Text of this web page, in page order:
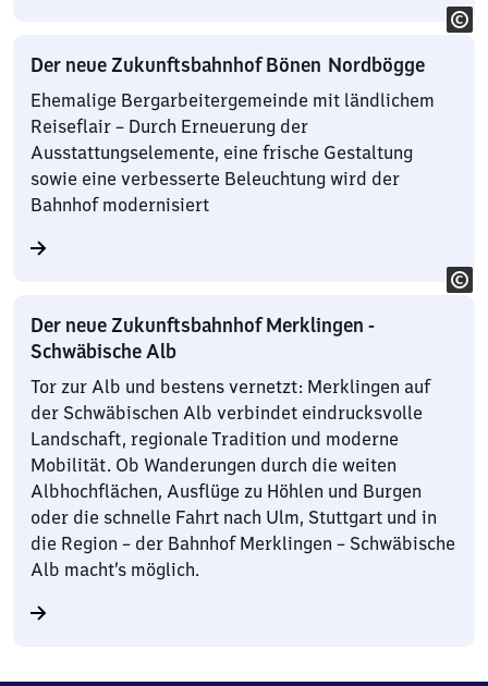
Der neue Zukunftsbahnhof Bönen Nordbögge
Ehemalige Bergarbeitergemeinde mit ländlichem
Reiseflair – Durch Erneuerung der
Ausstattungselemente, eine frische Gestaltung
sowie eine verbesserte Beleuchtung wird der
Bahnhof modernisiert
Der neue Zukunftsbahnhof Merklingen -
Schwäbische Alb
Tor zur Alb und bestens vernetzt: Merklingen auf
der Schwäbischen Alb verbindet eindrucksvolle
Landschaft, regionale Tradition und moderne
Mobilität. Ob Wanderungen durch die weiten
Albhochflächen, Ausflüge zu Höhlen und Burgen
oder die schnelle Fahrt nach Ulm, Stuttgart und in
die Region – der Bahnhof Merklingen – Schwäbische
Alb macht’s möglich.